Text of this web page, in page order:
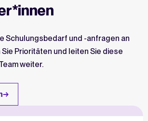
Schulungsbedarf und -anfragen an
Prioritäten und leiten Sie diese
weiter.